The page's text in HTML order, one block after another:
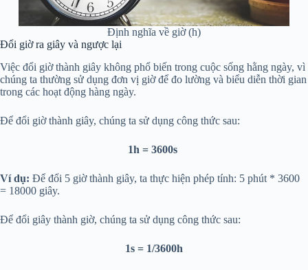
Định nghĩa về giờ (h)
Đổi giờ ra giây và ngược lại
Việc đổi giờ thành giây không phổ biến trong cuộc sống hằng ngày, vì
chúng ta thường sử dụng đơn vị giờ để đo lường và biểu diễn thời gian
trong các hoạt động hàng ngày.
Để đổi giờ thành giây, chúng ta sử dụng công thức sau:
1h = 3600s
Ví dụ: Để đổi 5 giờ thành giây, ta thực hiện phép tính: 5 phút * 3600
= 18000 giây.
Để đổi giây thành giờ, chúng ta sử dụng công thức sau:
1s = 1/3600h